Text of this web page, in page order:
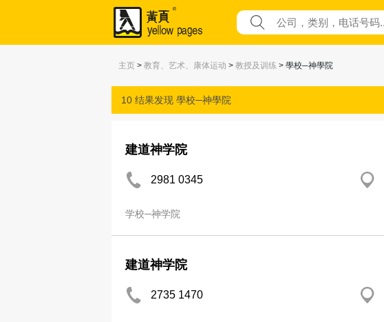
主页 > 教育、艺术、康体运动 > 教授及训练 > 學校─神學院
10 结果发现 學校─神學院
建道神学院
2981 0345
学校─神学院
建道神学院
2735 1470